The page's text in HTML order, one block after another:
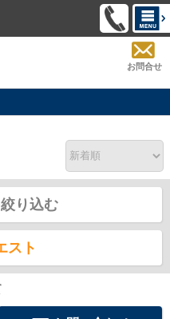
お問合せ
り込む
スト